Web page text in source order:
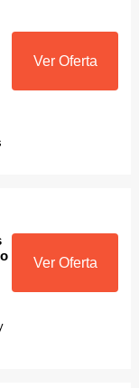
Ver Oferta
Ver Oferta